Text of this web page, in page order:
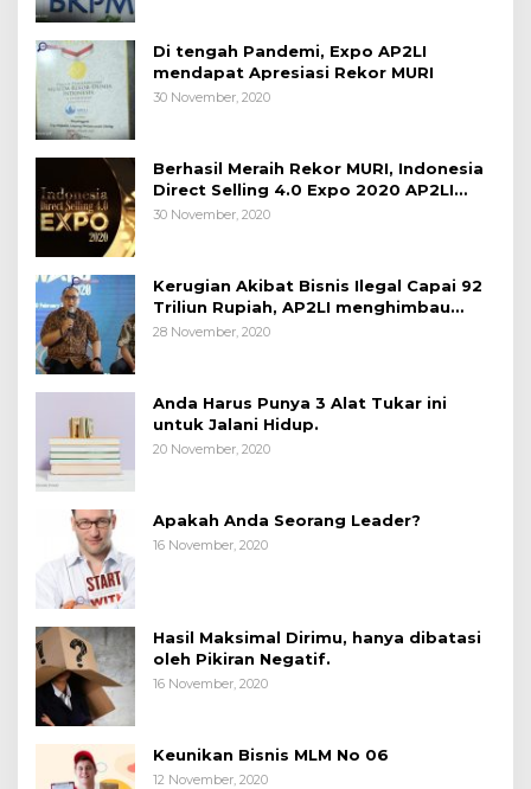
Di tengah Pandemi, Expo AP2LI
mendapat Apresiasi Rekor MURI
30 November, 2020
Berhasil Meraih Rekor MURI, Indonesia
Direct Selling 4.0 Expo 2020 AP2LI
berakhir sangat memuaskan
30 November, 2020
Kerugian Akibat Bisnis Ilegal Capai 92
Triliun Rupiah, AP2LI menghimbau
masyarakat Waspada.
28 November, 2020
Anda Harus Punya 3 Alat Tukar ini
untuk Jalani Hidup.
20 November, 2020
Apakah Anda Seorang Leader?
16 November, 2020
Hasil Maksimal Dirimu, hanya dibatasi
oleh Pikiran Negatif.
16 November, 2020
Keunikan Bisnis MLM No 06
12 November, 2020